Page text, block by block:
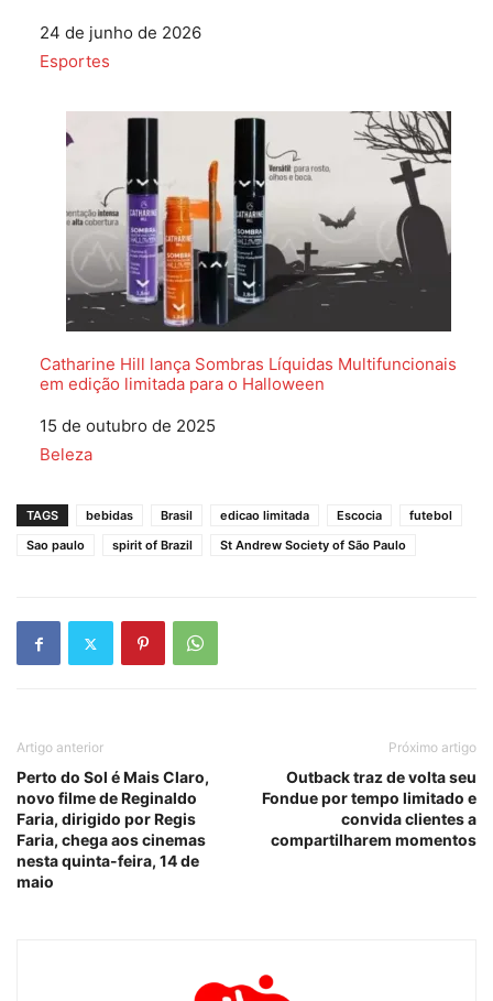
Data
24 de junho de 2026
Em relação a
Esportes
Catharine Hill lança Sombras Líquidas Multifuncionais
em edição limitada para o Halloween
Data
15 de outubro de 2025
Em relação a
Beleza
TAGS bebidas Brasil edicao limitada Escocia
futebol
Sao paulo
spirit of Brazil St Andrew Society of São Paulo
Artigo anterior
Perto do Sol é Mais Claro,
novo filme de Reginaldo
Faria, dirigido por Regis
Faria, chega aos cinemas
nesta quinta-feira, 14 de
maio
Próximo artigo
Outback traz de volta seu
Fondue por tempo limitado e
convida clientes a
compartilharem momentos